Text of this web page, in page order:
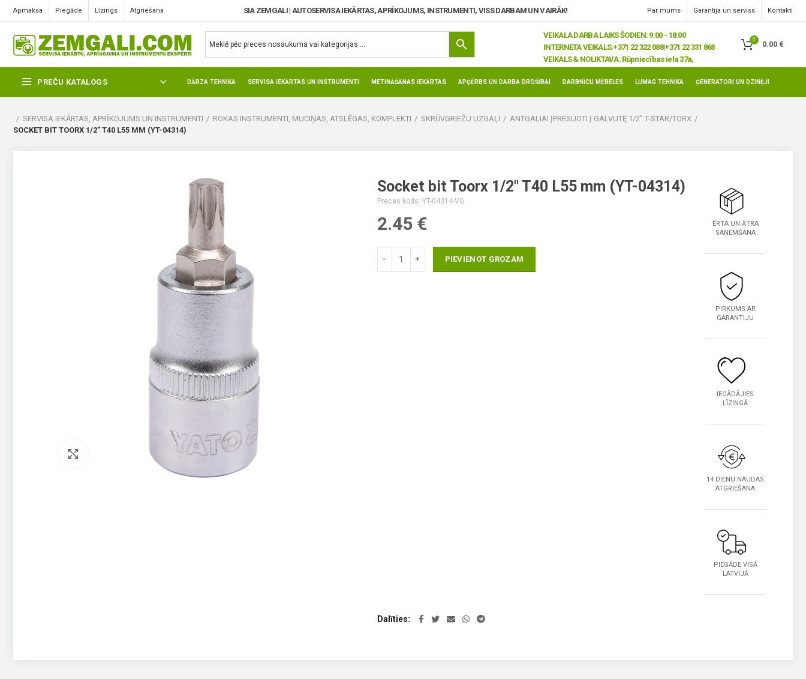
Apmaksa Piegāde Līzings Atgriešana SIA ZEMGALI | AUTOSERVISA IEKĀRTAS, APRĪKOJUMS, INSTRUMENTI, VISS DARBAM UN VAIRĀK! Par mums Garantija un serviss Kontakti
VEIKALA DARBA LAIKS ŠODIEN: 9:00 - 18:00
INTERNETA VEIKALS:+371 22 322 088|+371 22 331 868
VEIKALS & NOLIKTAVA: Rūpniecības iela 37a,
0
0.00 €
PREČU KATALOGS DĀRZA TEHNIKA SERVISA IEKĀRTAS UN INSTRUMENTI METINĀŠANAS IEKĀRTAS APĢĒRBS UN DARBA DROŠĪBAI DARBNĪCU MĒBELES LUMAG TEHNIKA ĢENERATORI UN DZINĒJI
SERVISA IEKĀRTAS, APRĪKOJUMS UN INSTRUMENTI ROKAS INSTRUMENTI, MUCIŅAS, ATSLĒGAS, KOMPLEKTI SKRŪVGRIEŽU UZGAĻI
ANTGALIAI ĮPRESUOTI Į GALVUTĘ 1/2" T-STAR/TORX
SOCKET BIT TOORX 1/2″ T40 L55 MM (YT-04314)
Socket bit Toorx 1/2″ T40 L55 mm (YT-04314)
Preces kods: YT-04314-VG
2.45 €
PIEVIENOT GROZAM
Dalīties
ĒRTA UN ĀTRA
SAŅEMŠANA
PIRKUMS AR
GARANTIJU
IEGĀDĀJIES
LĪZINGĀ
14 DIENU NAUDAS
ATGRIEŠANA
PIEGĀDE VISĀ
LATVIJĀ